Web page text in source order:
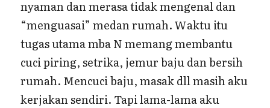
nyaman dan merasa tidak mengenal dan
“menguasai” medan rumah. Waktu itu
tugas utama mba N memang membantu
cuci piring, setrika, jemur baju dan bersih
rumah. Mencuci baju, masak dll masih aku
kerjakan sendiri. Tapi lama-lama aku